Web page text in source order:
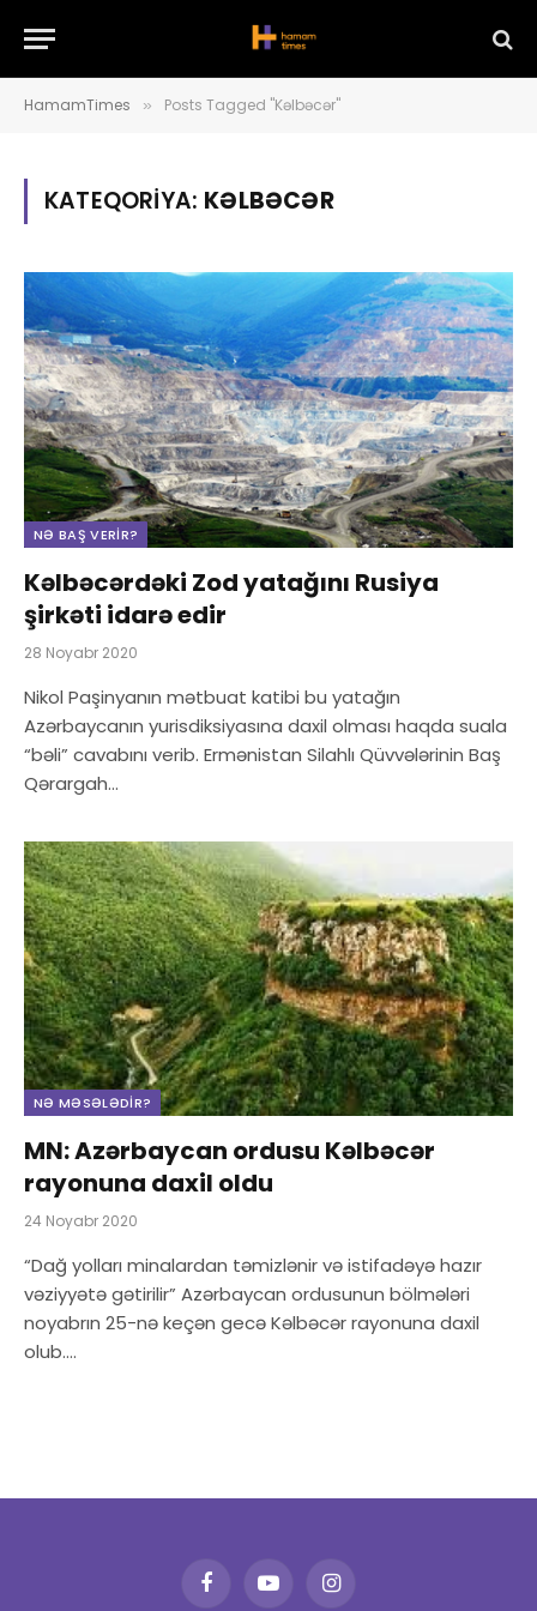
HamamTimes » Posts Tagged "Kəlbəcər"
KATEQORIYA: KƏLBƏCƏR
NƏ BAŞ VERIR?
Kəlbəcərdəki Zod yatağını Rusiya
şirkəti idarə edir
28 Noyabr 2020
Nikol Paşinyanın mətbuat katibi bu yatağın
Azərbaycanın yurisdiksiyasına daxil olması haqda suala
“bəli” cavabını verib. Ermənistan Silahlı Qüvvələrinin Baş
Qərargah…
NƏ MƏSƏLƏDIR?
MN: Azərbaycan ordusu Kəlbəcər
rayonuna daxil oldu
24 Noyabr 2020
“Dağ yolları minalardan təmizlənir və istifadəyə hazır
vəziyyətə gətirilir” Azərbaycan ordusunun bölmələri
noyabrın 25-nə keçən gecə Kəlbəcər rayonuna daxil
olub.…
FacebookYouTubeInstagram